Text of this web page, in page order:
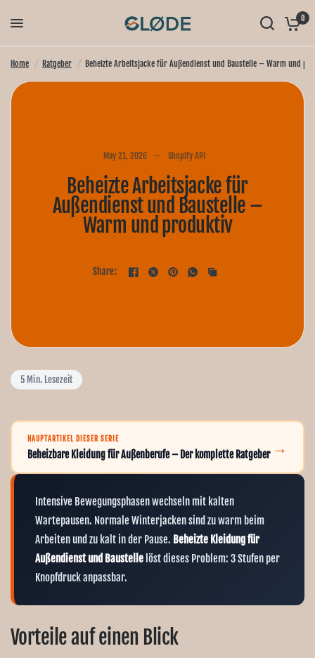
0
Home / Ratgeber / Beheizte Arbeitsjacke für Außendienst und Baustelle – Warm und
May 21, 2026 Shopify API
Beheizte Arbeitsjacke für
Außendienst und Baustelle –
Warm und produktiv
Share:
5 Min. Lesezeit
HAUPTARTIKEL DIESER SERIE
Beheizbare Kleidung für Außenberufe – Der komplette Ratgeber →
Intensive Bewegungsphasen wechseln mit kalten
Wartepausen. Normale Winterjacken sind zu warm beim
Arbeiten und zu kalt in der Pause. Beheizte Kleidung für
Außendienst und Baustelle löst dieses Problem: 3 Stufen per
Knopfdruck anpassbar.
Vorteile auf einen Blick